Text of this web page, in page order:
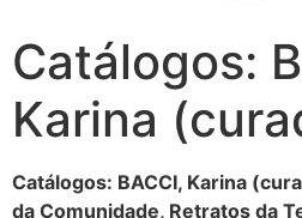
Catálogos:
Karina
Catálogos: BACCI, Karina
da Comunidade, Retratos da